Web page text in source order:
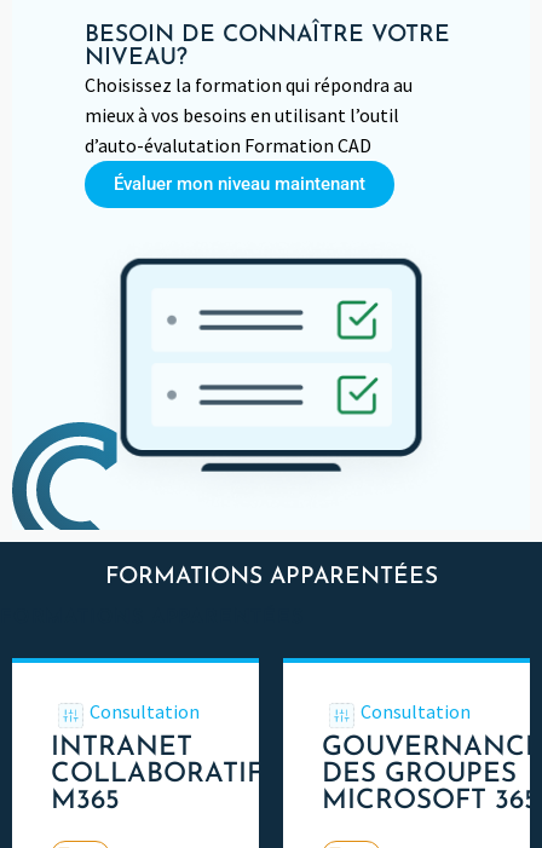
BESOIN DE CONNAÎTRE VOTRE
NIVEAU?
Choisissez la formation qui répondra au
mieux à vos besoins en utilisant l’outil
d’auto-évalutation Formation CAD
Évaluer mon niveau maintenant
FORMATIONS APPARENTÉES
Consultation
INTRANET
COLLABORATIF
M365
Consultation
GOUVERNANCE
DES GROUPES
MICROSOFT 365